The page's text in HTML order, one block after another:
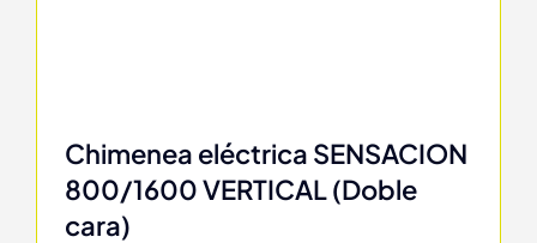
Chimenea eléctrica SENSACION
800/1600 VERTICAL (Doble
cara)